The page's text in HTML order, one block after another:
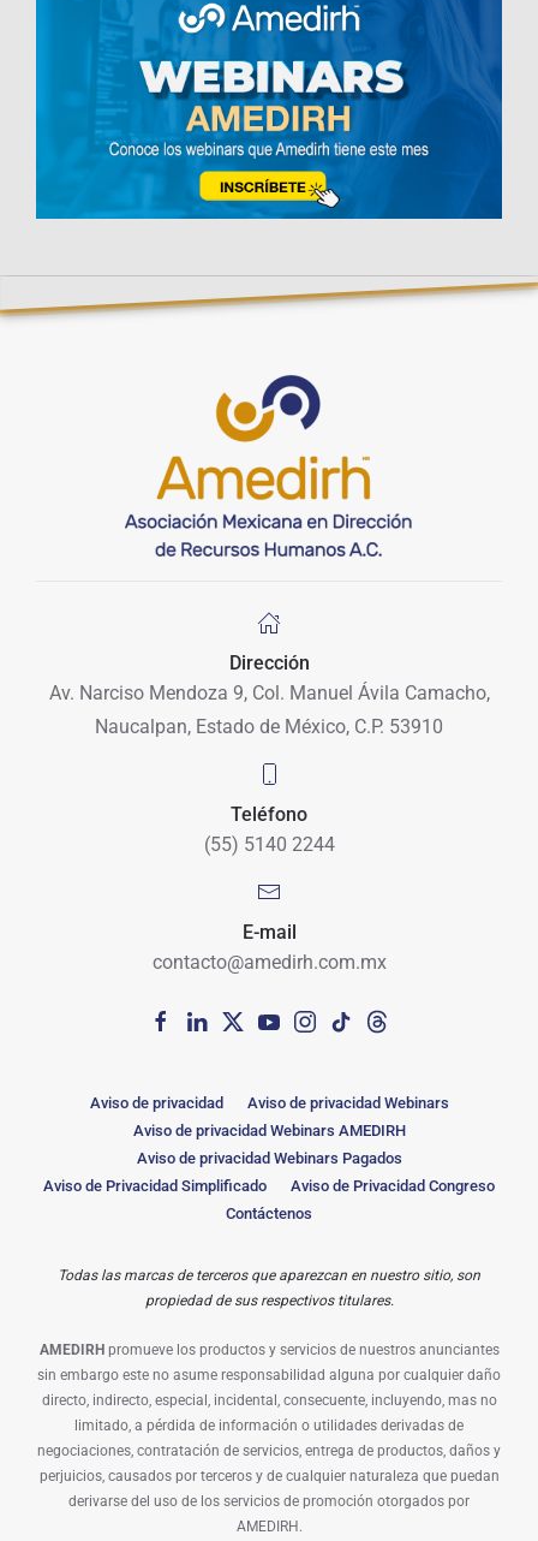
Dirección
Av. Narciso Mendoza 9, Col. Manuel Ávila Camacho,
Naucalpan, Estado de México, C.P. 53910
Teléfono
(55) 5140 2244
E-mail
contacto@amedirh.com.mx
Aviso de privacidad
Aviso de privacidad Webinars
Aviso de privacidad Webinars AMEDIRH
Aviso de privacidad Webinars Pagados
Aviso de Privacidad Simplificado
Aviso de Privacidad Congreso
Contáctenos
Todas las marcas de terceros que aparezcan en nuestro sitio, son
propiedad de sus respectivos titulares.
AMEDIRH promueve los productos y servicios de nuestros anunciantes
sin embargo este no asume responsabilidad alguna por cualquier daño
directo, indirecto, especial, incidental, consecuente, incluyendo, mas no
limitado, a pérdida de información o utilidades derivadas de
negociaciones, contratación de servicios, entrega de productos, daños y
perjuicios, causados por terceros y de cualquier naturaleza que puedan
derivarse del uso de los servicios de promoción otorgados por
AMEDIRH.